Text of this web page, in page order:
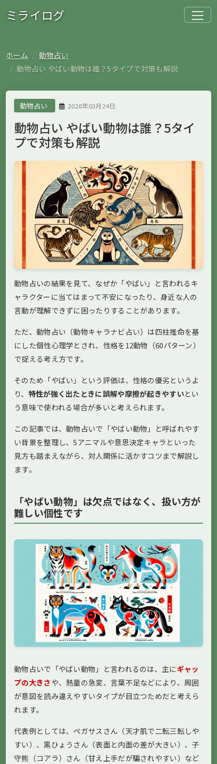
ミライログ
ホーム
動物占い
動物占い やばい動物は誰？5タイプで対策も解説
動物占い 2026年03月24日
動物占い やばい動物は誰？5タイ
プで対策も解説
動物占いの結果を見て、なぜか「やばい」と言われるキ
ャラクターに当てはまって不安になったり、身近な人の
言動が理解できずに困ったりすることがあります。
ただ、動物占い（動物キャラナビ占い）は四柱推命を基
にした個性心理学とされ、性格を12動物（60パターン）
で捉える考え方です。
そのため「やばい」という評価は、性格の優劣というよ
り、 特性が強く出たときに誤解や摩擦が起きやすいとい
う意味で使われる場合が多いと考えられます。
この記事では、動物占いで「やばい動物」と呼ばれやす
い背景を整理し、5アニマルや意思決定キャラといった
見方も踏まえながら、対人関係に活かすコツまで解説し
ます。
「やばい動物」は欠点ではなく、扱い方が
難しい個性です
動物占いで「やばい動物」と言われるのは、主にギャッ
プの大きさや、熱量の急変、言葉不足などにより、周囲
が意図を読み違えやすいタイプが目立つためだと考えら
れます。
代表例としては、ペガサスさん（天才肌で二転三転しや
すい）、黒ひょうさん（表面と内面の差が大きい）、子
守熊（コアラ）さん（甘え上手だが騙されやすい）など